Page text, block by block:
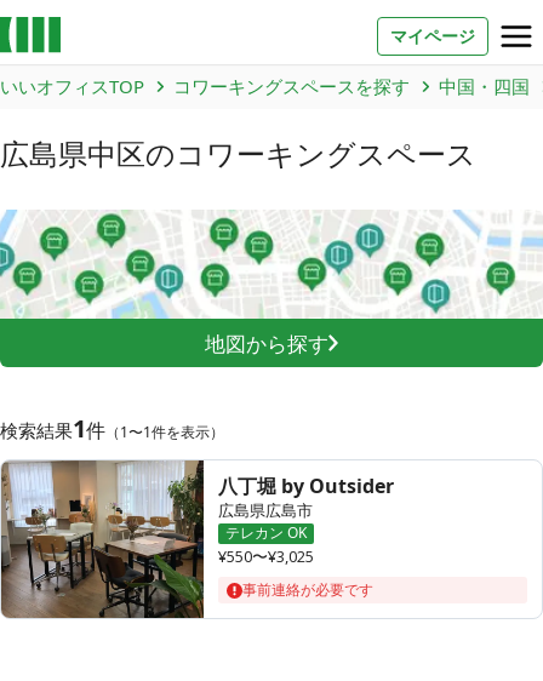
マイページ
よくあるご質問
法人での利用
いいオフィス（コワーキングスペース）
いい会議室（会議室専用スペース）
FCオーナー募集
コワーキング運営DXシステム
E Solution
いいオフィスTOP コワーキングスペースを探す 中国・四国
広島県中区のコワーキングスペース
地図から探す
検索結果1件 （1〜1件を表示）
八丁堀 by Outsider
広島県広島市
テレカン OK
¥550〜¥3,025
事前連絡が必要です